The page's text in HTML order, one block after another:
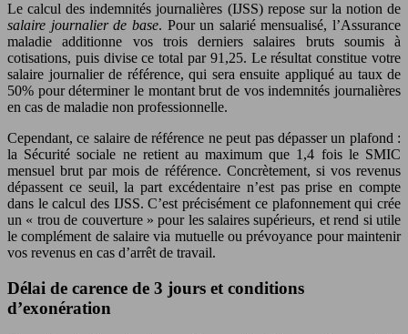
Le calcul des indemnités journalières (IJSS) repose sur la notion de
salaire journalier de base. Pour un salarié mensualisé, l’Assurance
maladie additionne vos trois derniers salaires bruts soumis à
cotisations, puis divise ce total par 91,25. Le résultat constitue votre
salaire journalier de référence, qui sera ensuite appliqué au taux de
50% pour déterminer le montant brut de vos indemnités journalières
en cas de maladie non professionnelle.
Cependant, ce salaire de référence ne peut pas dépasser un plafond :
la Sécurité sociale ne retient au maximum que 1,4 fois le SMIC
mensuel brut par mois de référence. Concrètement, si vos revenus
dépassent ce seuil, la part excédentaire n’est pas prise en compte
dans le calcul des IJSS. C’est précisément ce plafonnement qui crée
un « trou de couverture » pour les salaires supérieurs, et rend si utile
le complément de salaire via mutuelle ou prévoyance pour maintenir
vos revenus en cas d’arrêt de travail.
Délai de carence de 3 jours et conditions
d’exonération